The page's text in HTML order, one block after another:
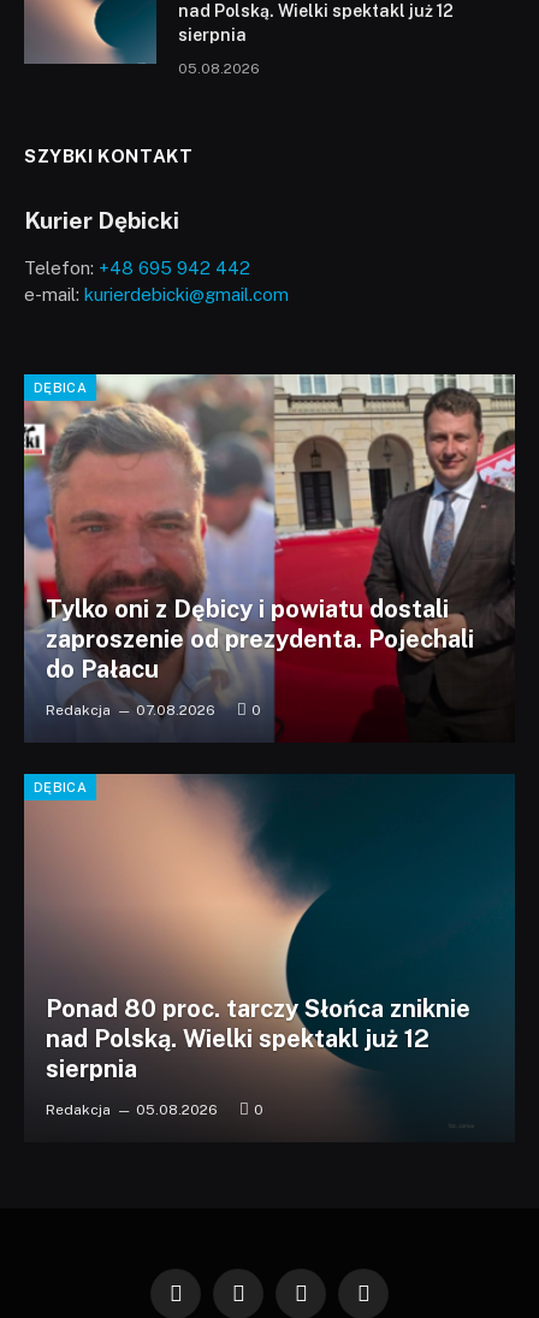
nad Polską. Wielki spektakl już 12
sierpnia
05.08.2026
SZYBKI KONTAKT
Kurier Dębicki
Telefon: +48 695 942 442
e-mail: kurierdebicki@gmail.com
DĘBICA
Tylko oni z Dębicy i powiatu dostali
zaproszenie od prezydenta. Pojechali
do Pałacu
Redakcja 07.08.2026 0
DĘBICA
Ponad 80 proc. tarczy Słońca zniknie
nad Polską. Wielki spektakl już 12
sierpnia
Redakcja 05.08.2026 0
Facebook
X
InstagramPinterest